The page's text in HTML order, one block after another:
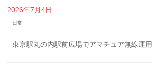
2026年7月4日
日常
東京駅丸の内駅前広場でアマチュア無線運用